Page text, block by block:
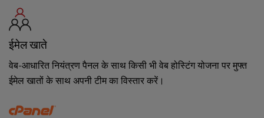
ईमेल खाते
वेब-आधारित नियंत्रण पैनल के साथ किसी भी वेब होस्टिंग योजना पर मुफ्त
ईमेल खातों के साथ अपनी टीम का विस्तार करें।